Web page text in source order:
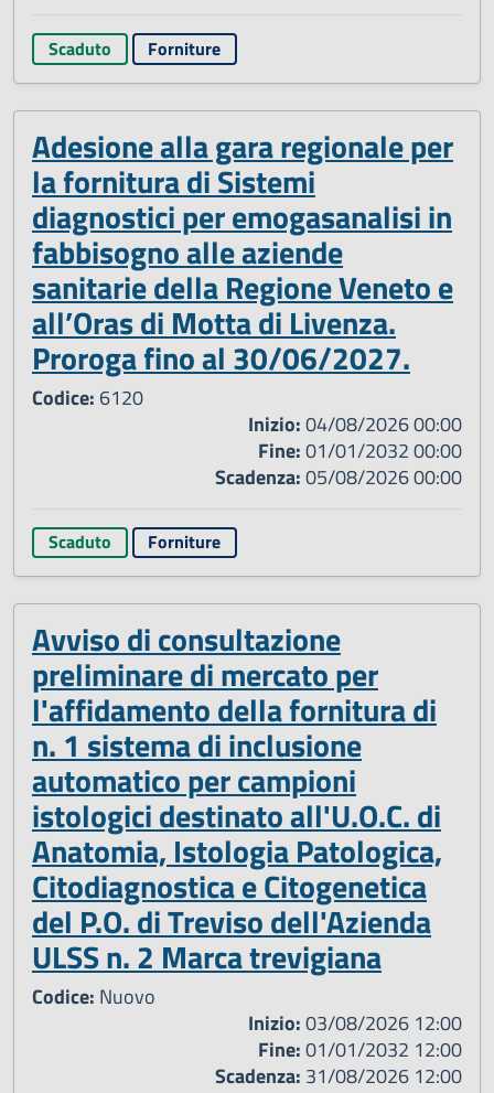
Scaduto Forniture
Adesione alla gara regionale per
la fornitura di Sistemi
diagnostici per emogasanalisi in
fabbisogno alle aziende
sanitarie della Regione Veneto e
all’Oras di Motta di Livenza.
Proroga fino al 30/06/2027.
Codice: 6120
Inizio:04/08/2026 00:00
Fine:01/01/2032 00:00
Scadenza:05/08/2026 00:00
Scaduto Forniture
Avviso di consultazione
preliminare di mercato per
l'affidamento della fornitura di
n. 1 sistema di inclusione
automatico per campioni
istologici destinato all'U.O.C. di
Anatomia, Istologia Patologica,
Citodiagnostica e Citogenetica
del P.O. di Treviso dell'Azienda
ULSS n. 2 Marca trevigiana
Codice: Nuovo
Inizio:03/08/2026 12:00
Fine:01/01/2032 12:00
Scadenza: 31/08/2026 12:00